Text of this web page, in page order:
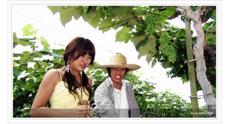
3
년
10
월
1
2009
년
11
월
4
2009